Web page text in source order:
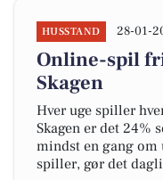
HUSSTAND 28-01-
Online-spil
Skagen
Hver uge spiller
Skagen er det 24%
mindst en gang om
spiller, gør det